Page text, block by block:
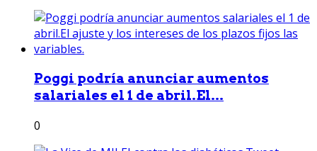
Poggi podría anunciar aumentos
salariales el 1 de abril.El...
0